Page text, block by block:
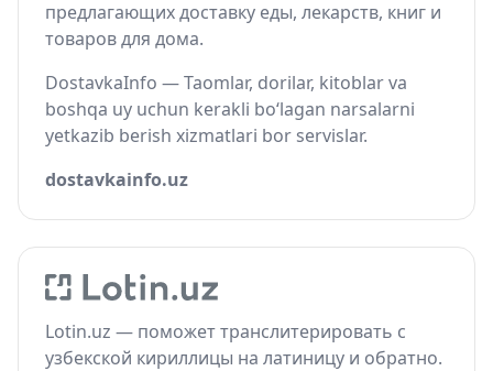
предлагающих доставку еды, лекарств, книг и
товаров для дома.
DostavkaInfo — Taomlar, dorilar, kitoblar va
boshqa uy uchun kerakli bo‘lagan narsalarni
yetkazib berish xizmatlari bor servislar.
dostavkainfo.uz
Lotin.uz — поможет транслитерировать с
узбекской кириллицы на латиницу и обратно.